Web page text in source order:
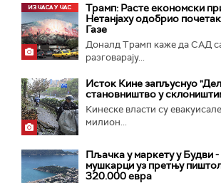
Трамп: Расте економски
Нетанјаху одобрио
Газе
Доналд Трамп каже да САД
разговарају...
Исток Кине запљуснуо
становништво у
Кинеске власти су
милион...
Пљачка у маркету у Будви
мушкарци уз претњу
320.000 евра